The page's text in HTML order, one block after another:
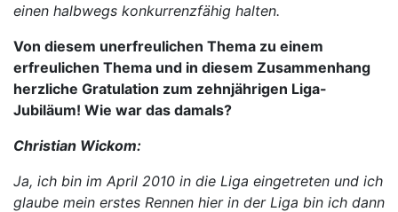
einen halbwegs konkurrenzfähig halten.
Von diesem unerfreulichen Thema zu einem
erfreulichen Thema und in diesem Zusammenhang
herzliche Gratulation zum zehnjährigen Liga-
Jubiläum! Wie war das damals?
Christian Wickom:
Ja, ich bin im April 2010 in die Liga eingetreten und ich
glaube mein erstes Rennen hier in der Liga bin ich dann